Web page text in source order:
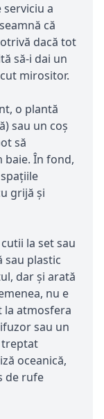
a
că
dacă tot
să-i dai un
mirositor.
o plantă
sau un coș
să
În fond,
grijă și
la set sau
sau plastic
dar și arată
nu e
la atmosfera
sau un
treptat
oceanică,
de rufe